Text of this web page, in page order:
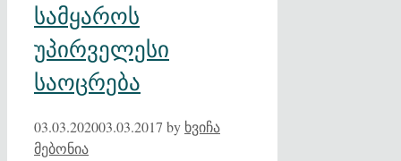
სამყაროს
უპირველესი
საოცრება
03.03.202003.03.2017 by ხვიჩა
მებონია